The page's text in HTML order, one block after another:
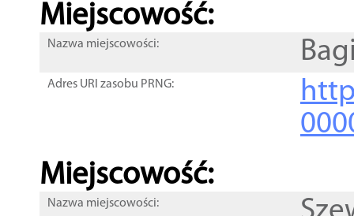
Miejscowość:
Nazwa miejscowości:
Adres URI zasobu PRNG:
Miejscowość:
Nazwa miejscowości: